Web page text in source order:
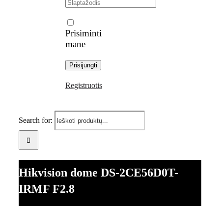
Prisiminti
mane
Registruotis
Search for:
Hikvision dome DS-2CE56D0T-
IRMF F2.8